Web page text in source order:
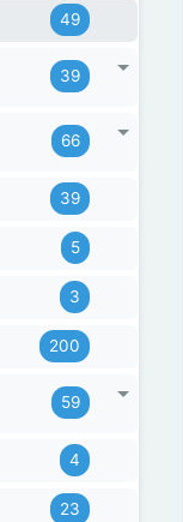
49
39
66
39
5
3
200
59
4
23